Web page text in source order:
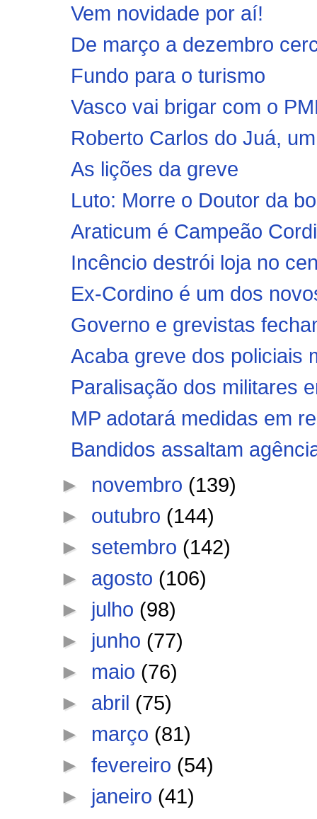
Vem novidade por aí!
De março a dezembro
Fundo para o turismo
Vasco vai brigar com o
Roberto Carlos do Juá,
As lições da greve
Luto: Morre o Doutor da
Araticum é Campeão
Incêncio destrói loja no
Ex-Cordino é um dos
Governo e grevistas
Acaba greve dos policiais
Paralisação dos militares
MP adotará medidas em
Bandidos assaltam
► novembro (139)
► outubro (144)
► setembro (142)
► agosto (106)
► julho (98)
► junho (77)
► maio (76)
► abril (75)
► março (81)
►fevereiro (54)
► janeiro (41)